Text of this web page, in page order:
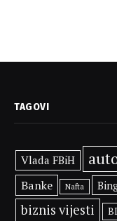
TAGOVI
Vlada FBiH
Banke Nafta
biznis vijesti